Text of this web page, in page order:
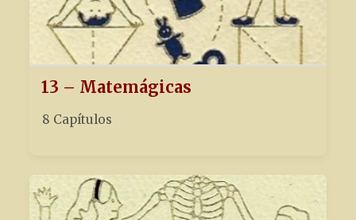
13 – Matemágicas
8 Capítulos